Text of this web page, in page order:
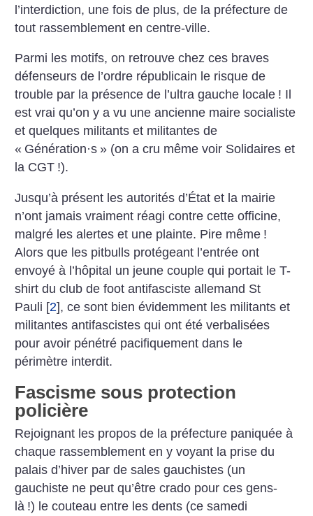
l’interdiction, une fois de plus, de la préfecture de
tout rassemblement en centre-ville.
Parmi les motifs, on retrouve chez ces braves
défenseurs de l’ordre républicain le risque de
trouble par la présence de l’ultra gauche locale ! Il
est vrai qu’on y a vu une ancienne maire socialiste
et quelques militants et militantes de
« Génération·s » (on a cru même voir Solidaires et
la CGT !).
Jusqu’à présent les autorités d’État et la mairie
n’ont jamais vraiment réagi contre cette officine,
malgré les alertes et une plainte. Pire même !
Alors que les pitbulls protégeant l’entrée ont
envoyé à l’hôpital un jeune couple qui portait le T-
shirt du club de foot antifasciste allemand St
Pauli [2], ce sont bien évidemment les militants et
militantes antifascistes qui ont été verbalisées
pour avoir pénétré pacifiquement dans le
périmètre interdit.
Fascisme sous protection
policière
Rejoignant les propos de la préfecture paniquée à
chaque rassemblement en y voyant la prise du
palais d’hiver par de sales gauchistes (un
gauchiste ne peut qu’être crado pour ces gens-
là !) le couteau entre les dents (ce samedi